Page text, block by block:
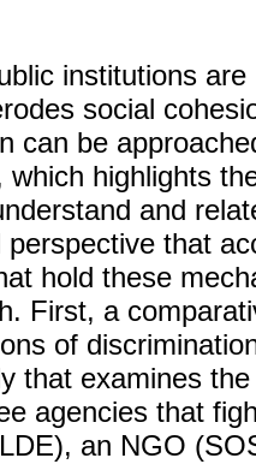
institutions
social
can be
which highlights
and
perspective that
hold these
First, a
of
that examines
agencies that
an NGO